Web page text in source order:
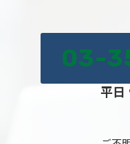
03-
平